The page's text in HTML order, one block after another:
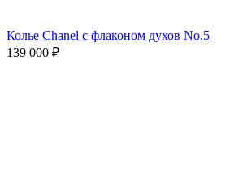
Колье Chanel с флаконом духов No.5
139 000 ₽